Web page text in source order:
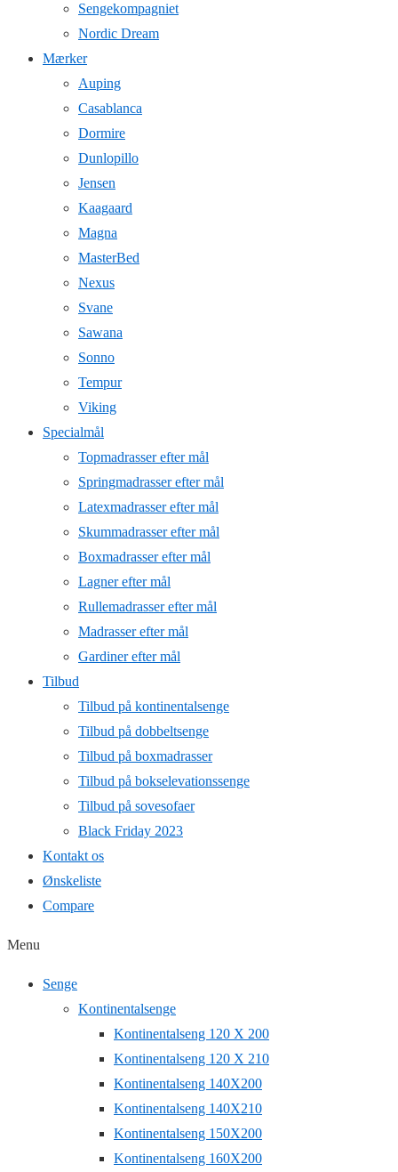
Sengekompagniet
Nordic Dream
Mærker
Auping
Casablanca
Dormire
Dunlopillo
Jensen
Kaagaard
Magna
MasterBed
Nexus
Svane
Sawana
Sonno
Tempur
Viking
Specialmål
Topmadrasser efter mål
Springmadrasser efter mål
Latexmadrasser efter mål
Skummadrasser efter mål
Boxmadrasser efter mål
Lagner efter mål
Rullemadrasser efter mål
Madrasser efter mål
Gardiner efter mål
Tilbud
Tilbud på kontinentalsenge
Tilbud på dobbeltsenge
Tilbud på boxmadrasser
Tilbud på bokselevationssenge
Tilbud på sovesofaer
Black Friday 2023
Kontakt os
Ønskeliste
Compare
Menu
Senge
Kontinentalsenge
Kontinentalseng 120 X 200
Kontinentalseng 120 X 210
Kontinentalseng 140X200
Kontinentalseng 140X210
Kontinentalseng 150X200
Kontinentalseng 160X200